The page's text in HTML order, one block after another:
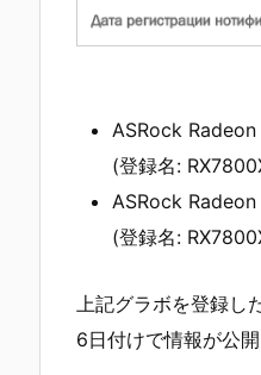
ASRock
(登録名:
ASRock
(登録名:
上記グラボを登録
6日付けで情報が公開